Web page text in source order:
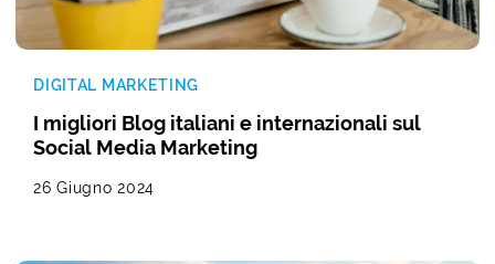
DIGITAL MARKETING
I migliori Blog italiani e internazionali sul
Social Media Marketing
26 Giugno 2024